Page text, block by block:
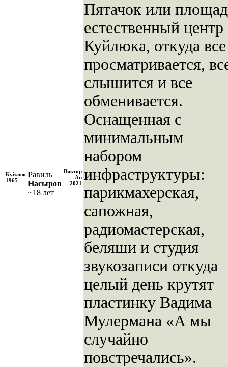
Куйлюк
1965
Равиль
Насыров
~18 лет
Виктор
Ан
2021
Пятачок или
естественный центр
Куйлюка, откуда все
просматривается,
слышится и все
обменивается.
Оснащенная с
минимальным
набором
инфраструктуры:
парикмахерская,
сапожная,
радиомастерская,
беляши и студия
звукозаписи откуда
целый день крутят
пластинку Вадима
Мулермана «А мы
случайно
повстречались».